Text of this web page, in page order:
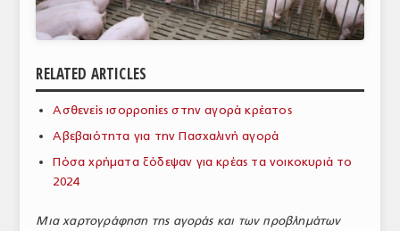
ΘΕΜΑΤΑ
ΕΜΠΟΡΙΚΟΣ ΚΑΤΑΛΟΓΟΣ
ΠΑΡΑΓΩΓΗ & ΕΜΠΟΡΙΑ
ΠΡΩΤΕΣ ΥΛΕΣ
ΕΞΟΠΛΙΣΜΟΣ
RELATED ARTICLES
Ασθενείς ισορροπίες στην αγορά κρέατος
Αβεβαιότητα για την Πασχαλινή αγορά
Πόσα χρήματα ξόδεψαν για κρέας τα νοικοκυριά το
2024
Μια χαρτογράφηση της αγοράς και των προβλημάτων